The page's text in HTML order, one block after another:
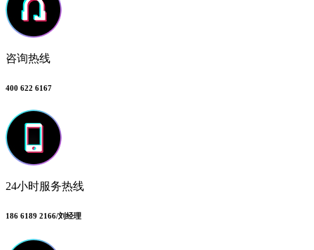
咨询热线
400 622 6167
24小时服务热线
186 6189 2166/刘经理